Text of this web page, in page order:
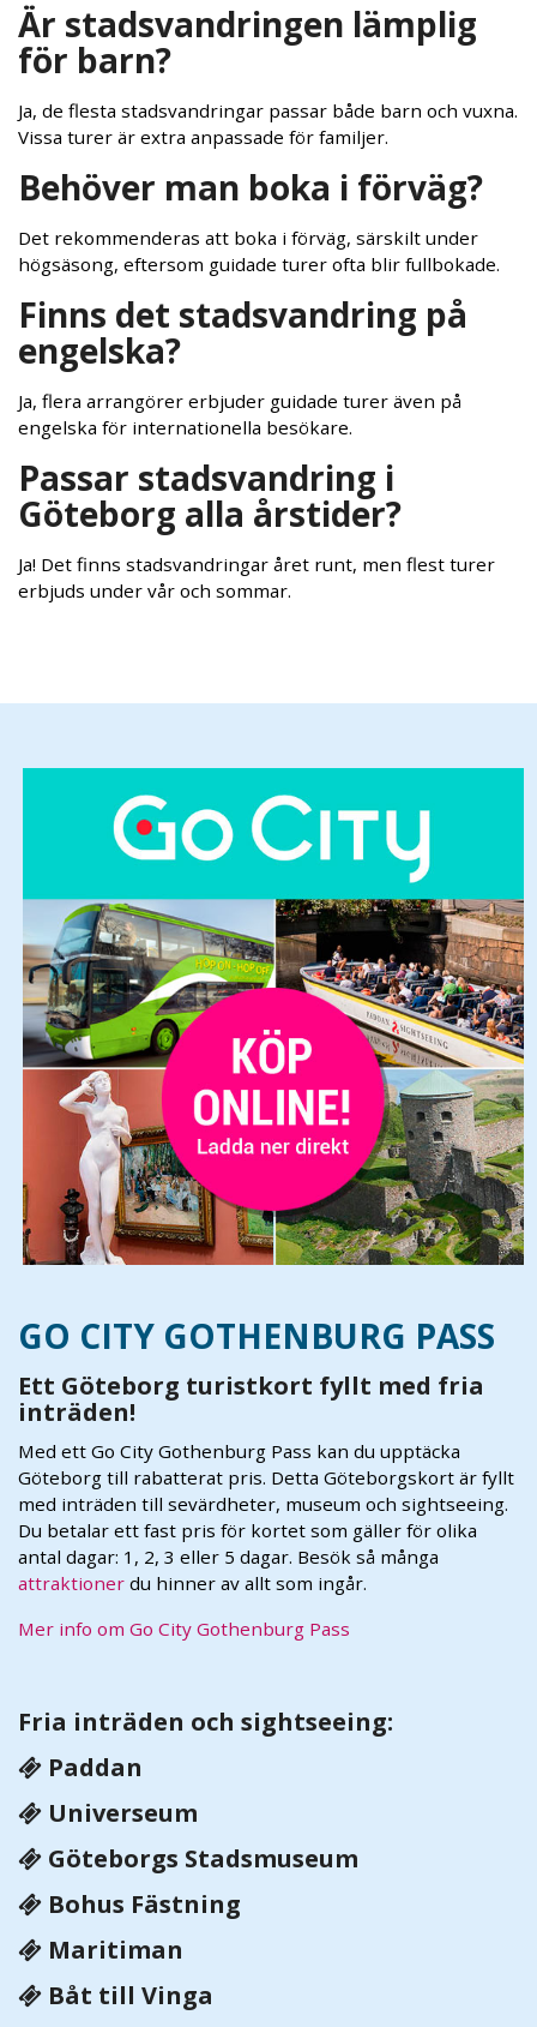
Är stadsvandringen lämplig
för barn?
Ja, de flesta stadsvandringar passar både barn och vuxna.
Vissa turer är extra anpassade för familjer.
Behöver man boka i förväg?
Det rekommenderas att boka i förväg, särskilt under
högsäsong, eftersom guidade turer ofta blir fullbokade.
Finns det stadsvandring på
engelska?
Ja, flera arrangörer erbjuder guidade turer även på
engelska för internationella besökare.
Passar stadsvandring i
Göteborg alla årstider?
Ja! Det finns stadsvandringar året runt, men flest turer
erbjuds under vår och sommar.
GO CITY GOTHENBURG PASS
Ett Göteborg turistkort fyllt med fria
inträden!
Med ett Go City Gothenburg Pass kan du upptäcka
Göteborg till rabatterat pris. Detta Göteborgskort är fyllt
med inträden till sevärdheter, museum och sightseeing.
Du betalar ett fast pris för kortet som gäller för olika
antal dagar: 1, 2, 3 eller 5 dagar. Besök så många
attraktioner du hinner av allt som ingår.
Mer info om Go City Gothenburg Pass
Fria inträden och sightseeing:
Paddan
Universeum
Göteborgs Stadsmuseum
Bohus Fästning
Maritiman
Båt till Vinga